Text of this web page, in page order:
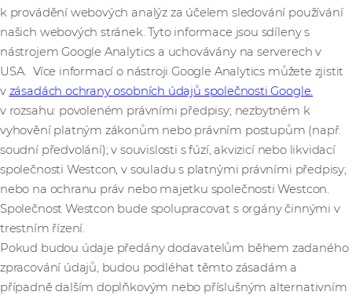
k provádění webových analýz za účelem sledování používání
našich webových stránek. Tyto informace jsou sdíleny s
nástrojem Google Analytics a uchovávány na serverech v
USA. Více informací o nástroji Google Analytics můžete zjistit
v zásadách ochrany osobních údajů společnosti Google.
v rozsahu: povoleném právními předpisy; nezbytném k
vyhovění platným zákonům nebo právním postupům (např.
soudní předvolání); v souvislosti s fúzí, akvizicí nebo likvidací
společnosti Westcon, v souladu s platnými právními předpisy;
nebo na ochranu práv nebo majetku společnosti Westcon.
Společnost Westcon bude spolupracovat s orgány činnými v
trestním řízení.
Pokud budou údaje předány dodavatelům během zadaného
zpracování údajů, budou podléhat těmto zásadám a
případně dalším doplňkovým nebo příslušným alternativním